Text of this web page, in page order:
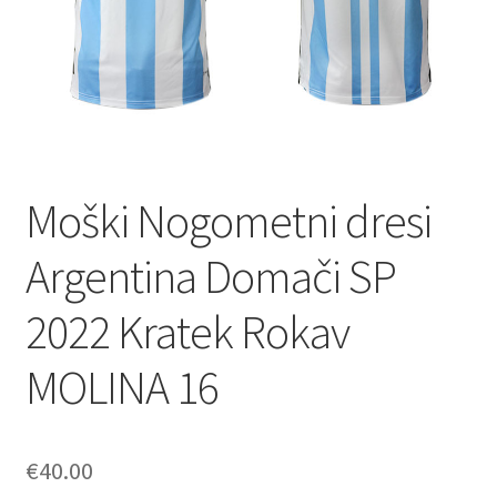
Moški Nogometni dresi
Argentina Domači SP
2022 Kratek Rokav
MOLINA 16
€40.00